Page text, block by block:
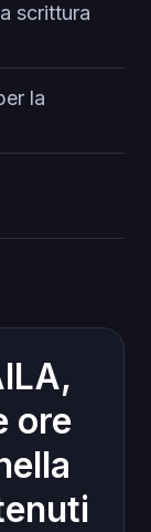
scrittura
la
ore